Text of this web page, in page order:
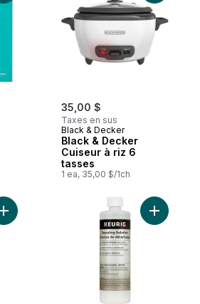
35,00 $
Taxes en sus
Black & Decker
Black & Decker
Cuiseur à riz 6
tasses
1 ea, 35,00 $/1ch
Ajouter Mélangeur à portion individuelle
Ajouter